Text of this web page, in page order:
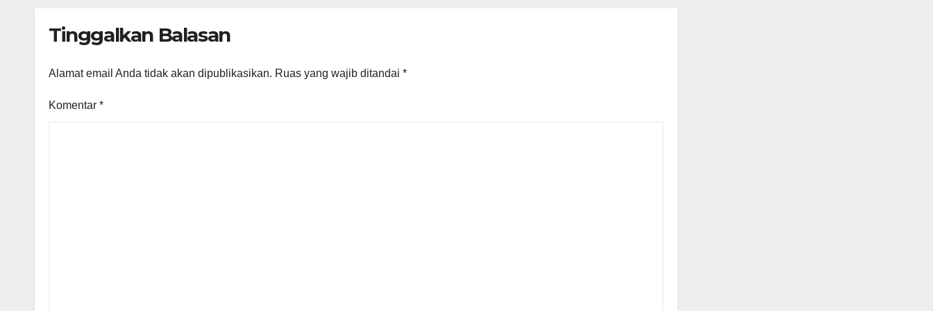
Tinggalkan Balasan
Alamat email Anda tidak akan dipublikasikan. Ruas yang wajib ditandai *
Komentar *